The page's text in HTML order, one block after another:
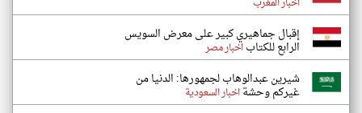
اخبار المغرب
إقبال جماهيري كبير على معرض السويس
الرابع للكتاباخبار مصر
شيرين عبدالوهاب لجمهورها: الدنيا من
غيركم وحشةاخبار السعودية